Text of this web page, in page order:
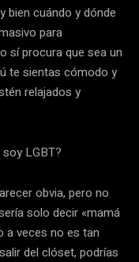
bien cuándo y dónde
para
sí procura que sea un
te sientas cómodo y
relajados y
LGBT?
obvia, pero no
solo decir «mamá
a veces no es tan
del clóset, podrías